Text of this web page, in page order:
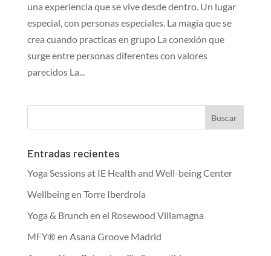
una experiencia que se vive desde dentro. Un lugar
especial, con personas especiales. La magia que se
crea cuando practicas en grupo La conexión que
surge entre personas diferentes con valores
parecidos La...
Entradas recientes
Yoga Sessions at IE Health and Well-being Center
Wellbeing en Torre Iberdrola
Yoga & Brunch en el Rosewood Villamagna
MFY® en Asana Groove Madrid